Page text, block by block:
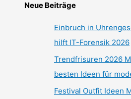
Neue Beiträge
Einbruch in
hilft IT-Forensik 2026
Trendfrisuren 2026
besten Ideen für
Festival Outfit Ideen